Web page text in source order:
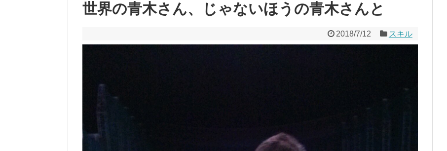
世界の青木さん、じゃないほうの青木さんと
2018/7/12 スキル